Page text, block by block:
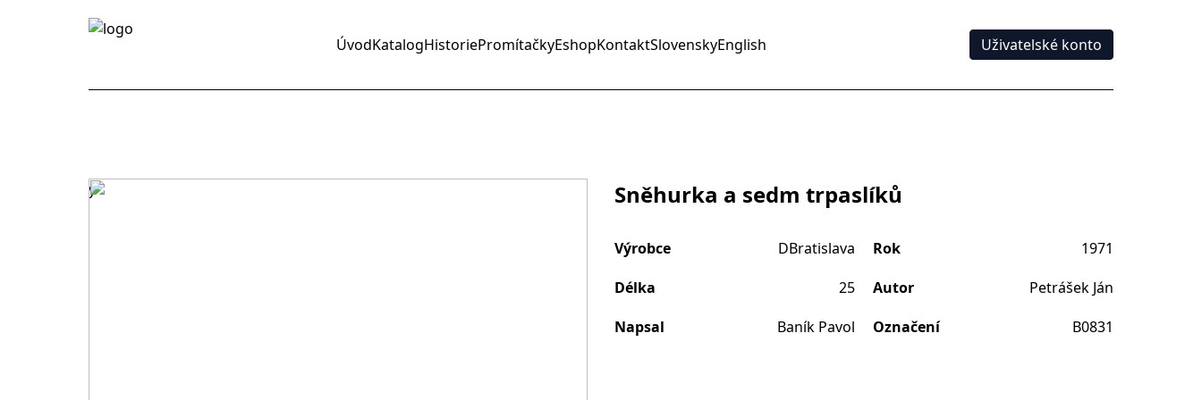
ÚvodKatalogHistoriePromítačkyEshopKontaktSlovenskyEnglish Uživatelské konto
y Sněhurka a sedm trpaslíků
Výrobce DBratislava Rok
1971
Délka
25 Autor
Petrášek Ján
Napsal
Baník Pavol Označení B0831